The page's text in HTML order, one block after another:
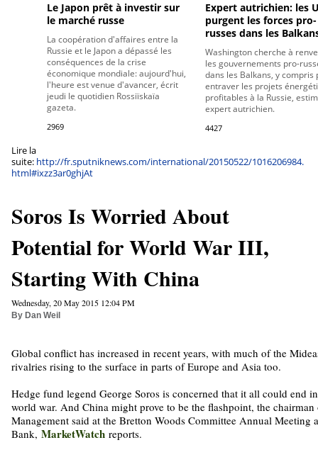
Le Japon prêt à investir sur
le marché russe
La coopération d'affaires entre la
Russie et le Japon a dépassé les
conséquences de la crise
économique mondiale: aujourd'hui,
l'heure est venue d'avancer, écrit
jeudi le quotidien Rossiïskaïa
gazeta.
2969
Expert autrichien: les
purgent les forces pro-
russes dans les
Washington cherche à
les gouvernements pro-
dans les Balkans, y compris
entraver les projets
profitables à la Russie,
expert autrichien.
4427
Lire la
suite: http://fr.sputniknews.com/international/20150522/1016206984.
html#ixzz3ar0ghjAt
Soros Is Worried About
Potential for World War III,
Starting With China
Wednesday, 20 May 2015 12:04 PM
By Dan Weil
Global conflict has increased in recent years, with much of the
rivalries rising to the surface in parts of Europe and Asia too.
Hedge fund legend George Soros is concerned that it all could end
world war. And China might prove to be the flashpoint, the chairman
Management said at the Bretton Woods Committee Annual Meeting
Bank, MarketWatch reports.